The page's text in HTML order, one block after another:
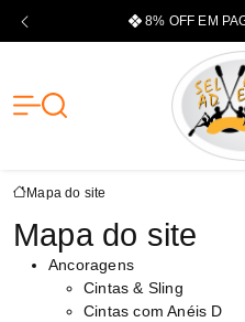
8% OFF EM
Mapa do site
Mapa do site
Ancoragens
Cintas & Sling
Cintas com Anéis D